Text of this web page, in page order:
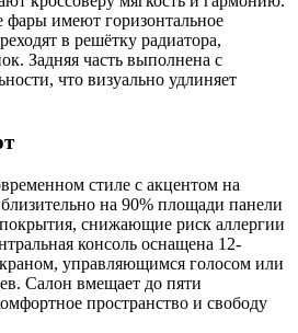
имеют горизонтальное
в решётку радиатора,
Задняя часть выполнена с
что визуально удлиняет
стиле с акцентом на
на 90% площади панели
снижающие риск аллергии
консоль оснащена 12-
управляющимся голосом или
Салон вмещает до пяти
пространство и свободу